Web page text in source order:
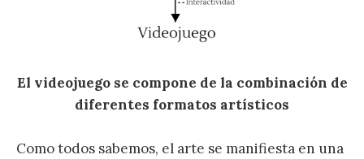
El videojuego se compone de la combinación de
diferentes formatos artísticos
Como todos sabemos, el arte se manifiesta en una